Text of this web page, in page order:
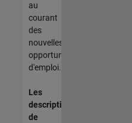
au
courant
des
nouvelles
opportunités
d'emploi.
Les
descriptions
de